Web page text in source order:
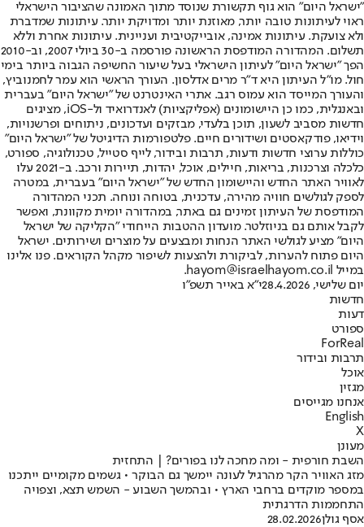
"ישראל היום" הוא גוף תקשורת שנוסד מתוך האמונה שהציבור הישראלי
ראוי לעיתונות טובה יותר, מאוזנת יותר ומדויקת יותר. עיתונות שמדברת
ולא צועקת. עיתונות אמינה, אובייקטיבית ועניינית. עיתונות אחרת וללא
תשלום. המהדורה המודפסת הראשונה פורסמה ב-30 ביולי 2007, וב-2010
הפך "ישראל היום" לעיתון הישראלי בעל שיעור החשיפה הגבוה ביותר בימי
חול. מו"ל העיתון היא ד"ר מרים אדלסון. העורך הראשי הוא עמר לחמנוביץ,
והעורך המייסד הוא עמוס רגב. אתרי האינטרנט של "ישראל היום" בעברית
ובאנגלית, כמו כן היישומונים (אפליקציות) לאנדרואיד ול-iOS, מציגים
חדשות מסביב לשעון, תוכן בלעדי, מבזקים ועדכונים, ניתוחים ופרשנויות,
וידיאו, פודקאסטים ושידורים חיים. פלטפורמות הדיגיטל של "ישראל היום"
כוללות ערוצי חדשות ודעות, תרבות ובידור, לייף סטייל, טכנולוגיה, ספורט,
כלכלה וצרכנות, בריאות, חיילים, אוכל, יהדות, תיירות ורכב. ב-2021 עלו
לאוויר האתר החדש והיישומון החדש של "ישראל היום" בעברית, במטרה
לספק לגולשים חוויה מהירה, עדכנית, בטוחה ונוחה. תכני המהדורה
המודפסת של העיתון זמינים גם באתר, במהדורה יומית מקוונת, ואפשר
לקבל אותם גם בניוזלטר. מועדון ההטבות הייחודי "הקליקה של ישראל
היום" מציע לגולשי האתר הנחות ומבצעים על מוצרים ושירותים. ישראל
היום פתוח להערות, לביקורת ולהצעות לשיפור מקהל הקוראים. פנו אלינו
במייל hayom@israelhayom.co.il.
יום שלישי, 28.4.2026
י"א באייר תשפ"ו
חדשות
דעות
ספורט
ForReal
תרבות ובידור
אוכל
מגזין
אנחנו מגייסים
English
X
מעונן
השבת חורפית - ומה מחכה לנו בפורים? | התחזית
מזג האוויר הקר מהרגיל לעונה יימשך גם הבוקר • גשמים מקומיים ייתכנו
במספר מוקדים ברחבי הארץ • ובהמשך השבוע - השמש תצא, וצפויה
התחממות הדרגתית
אסף גולן28.02.2026